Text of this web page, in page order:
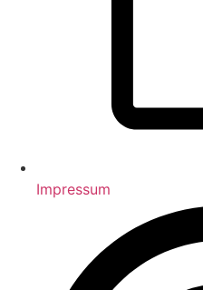
Impressum